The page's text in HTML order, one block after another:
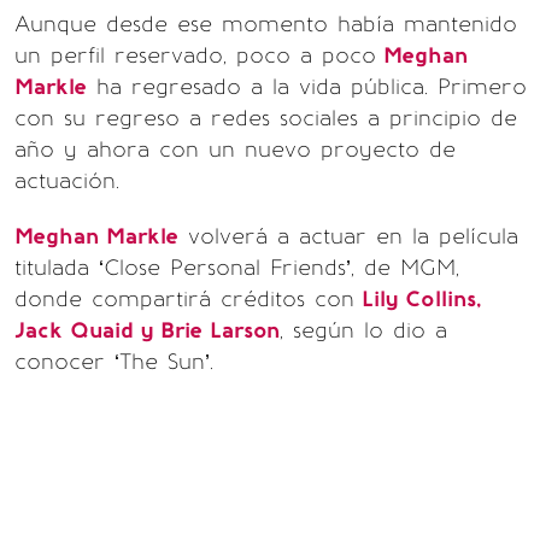
Aunque desde ese momento había mantenido
un perfil reservado, poco a poco Meghan
Markle ha regresado a la vida pública. Primero
con su regreso a redes sociales a principio de
año y ahora con un nuevo proyecto de
actuación.
Meghan Markle volverá a actuar en la película
titulada ‘Close Personal Friends’, de MGM,
donde compartirá créditos con Lily Collins,
Jack Quaid y Brie Larson, según lo dio a
conocer ‘The Sun’.